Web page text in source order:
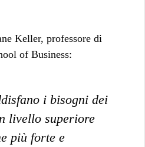
Keller, professore di
of Business:
i bisogni dei
livello superiore
più forte e